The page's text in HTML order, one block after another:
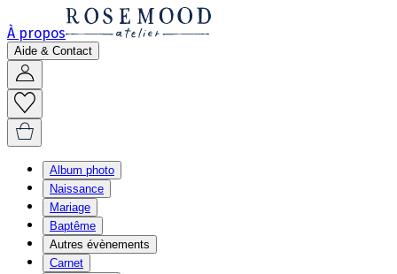
À propos
Aide & Contact
Album photo
Naissance
Mariage
Baptême
Autres évènements
Carnet